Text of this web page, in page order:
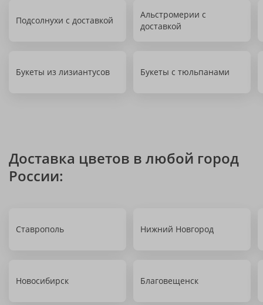
Подсолнухи с доставкой
Альстромерии с
доставкой
Букеты из лизиантусов Букеты с тюльпанами
Доставка цветов в любой город
России:
Ставрополь Нижний Новгород
Новосибирск Благовещенск